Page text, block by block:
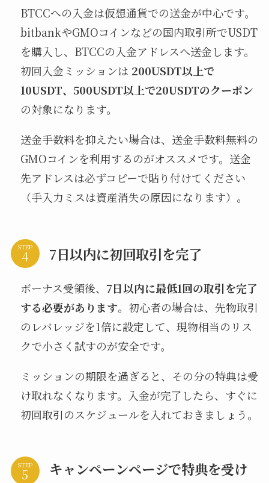
BTCCへの入金は仮想通貨での送金が中心です。
bitbankやGMOコインなどの国内取引所でUSDT
を購入し、BTCCの入金アドレスへ送金します。
初回入金ミッションは 200USDT以上で
10USDT、500USDT以上で20USDTのクーポン
の対象になります。
送金手数料を抑えたい場合は、送金手数料無料の
GMOコインを利用するのがオススメです。送金
先アドレスは必ずコピーで貼り付けてください
（手入力ミスは資産消失の原因になります）。
STEP 7日以内に初回取引を完了
ボーナス受領後、 7日以内に最低1回の取引を完了
する必要があります。初心者の場合は、先物取引
のレバレッジを1倍に設定して、現物相当のリス
クで小さく試すのが安全です。
ミッションの期限を過ぎると、その分の特典は受
け取れなくなります。入金が完了したら、すぐに
初回取引のスケジュールを入れておきましょう。
STEP キャンペーンページで特典を受け